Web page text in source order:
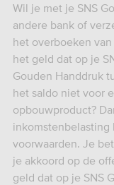
Wil je met je SNS
andere bank of
het overboeken
het geld dat op je
Gouden Handdruk
het saldo niet voor
opbouwproduct?
inkomstenbelasting
voorwaarden. Je
je akkoord op de
geld dat op je SNS